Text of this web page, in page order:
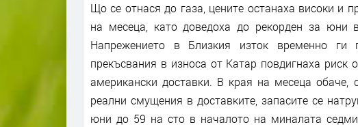
Що се отнася до газа, цените останаха високи и
на месеца, като доведоха до рекорден за юни
Напрежението в Близкия изток временно ги
прекъсвания в износа от Катар повдигнаха риск
американски доставки. В края на месеца обаче,
реални смущения в доставките, запасите се
юни до 59 на сто в началото на миналата